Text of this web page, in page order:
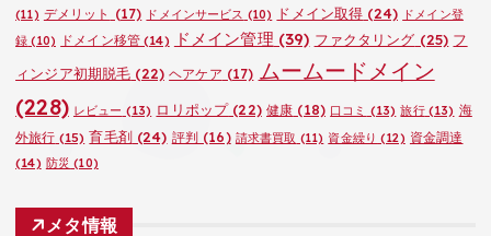
(11) デメリット (17) ドメインサービス (10) ドメイン取得 (24) ドメイン登
録 (10) ドメイン移管(14) ドメイン管理 (39) ファクタリング (25) フ
ィンジア初期脱毛 (22) ヘアケア (17) ムームードメイン
(228) レビュー (13) ロリポップ(22) 健康 (18) 口コミ (13) 旅行(13) 海
外旅行 (15) 育毛剤(24) 評判 (16) 請求書買取 (11) 資金繰り (12) 資金調達
(14) 防災 (10)
メタ情報